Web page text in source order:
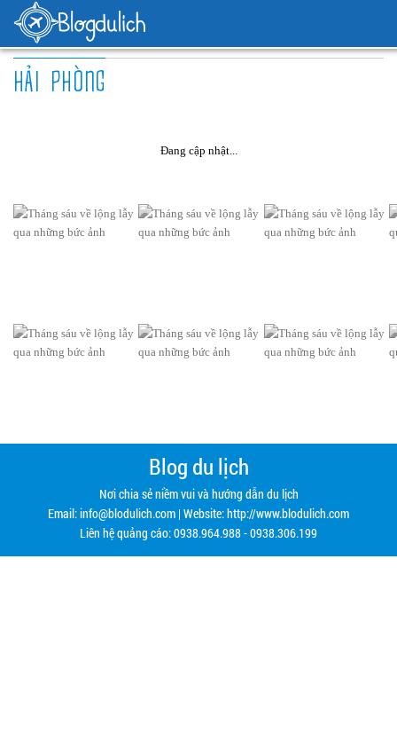
HẢI PHÒNG
Đang cập nhật...
Blog du lịch
Nơi chia sẻ niềm vui và hướng dẫn du lịch
Email:info@blodulich.com | Website: http://www.blodulich.com
Liên hệ quảng cáo: 0938.964.988 - 0938.306.199